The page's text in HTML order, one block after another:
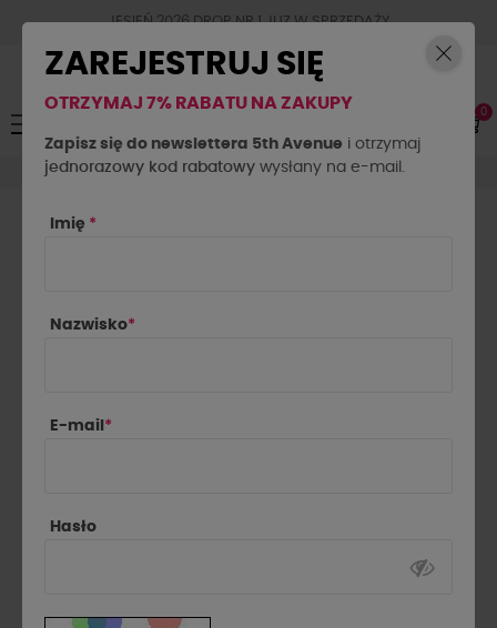
JESIEŃ 2026 DROP NR.1 JUZ W SPRZEDAŻY
Toggle
navigation
☰ 0
Akcesoria inne
ZAREJESTRUJ SIĘ
OTRZYMAJ 7% RABATU NA ZAKUPY
Zapisz się do newslettera 5th Avenue i otrzymaj
jednorazowy kod rabatowy wysłany na e-mail.
Imię *
Nazwisko*
E-mail *
Hasło